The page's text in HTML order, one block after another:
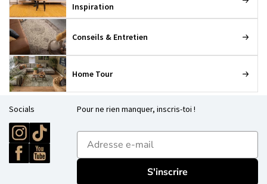
Inspiration
Conseils & Entretien
Home Tour
Socials Pour ne rien manquer, inscris-toi !
E-mailadres
S'inscrire